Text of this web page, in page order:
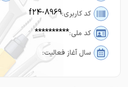
کد کاربری:f24-8969
کد ملی:**********
سال آغاز فعالیت: